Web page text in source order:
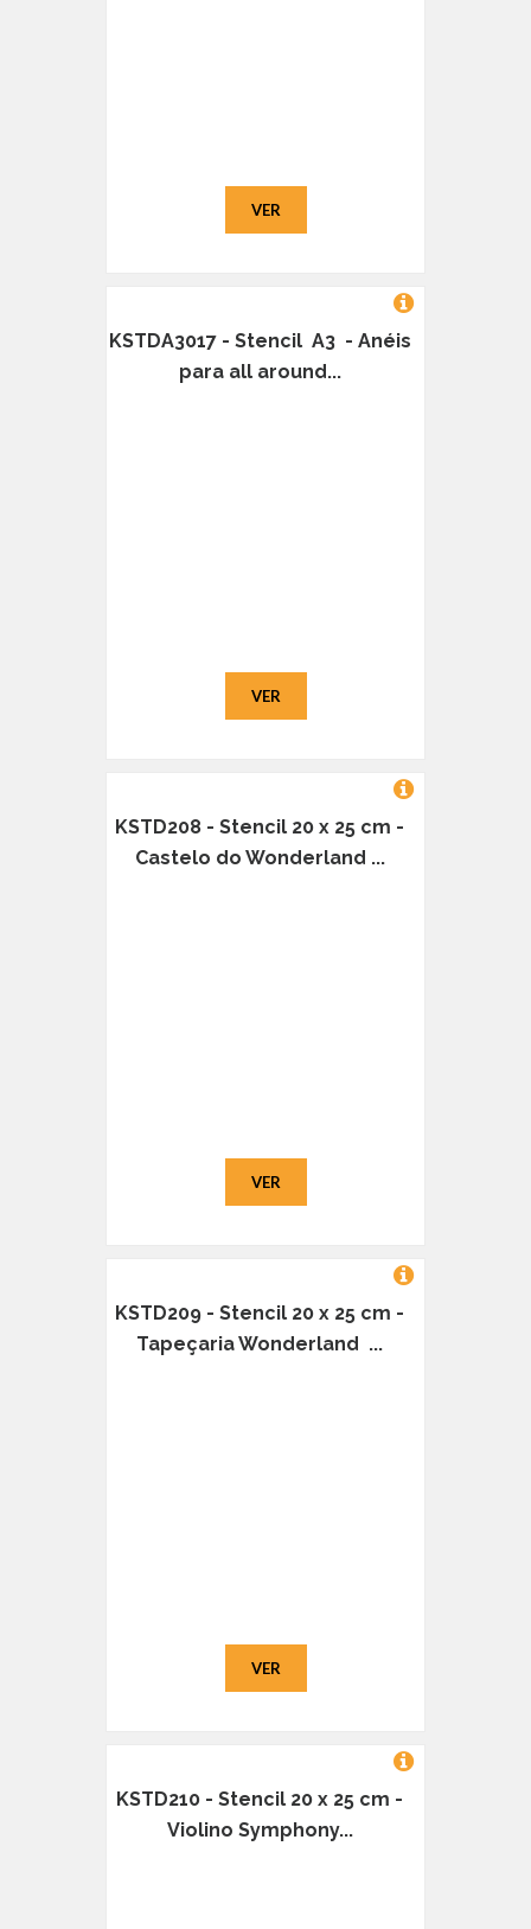
VER
KSTDA3017 - Stencil A3 - Anéis
para all around...
VER
KSTD208 - Stencil 20 x 25 cm -
Castelo do Wonderland ...
VER
KSTD209 - Stencil 20 x 25 cm -
Tapeçaria Wonderland ...
VER
KSTD210 - Stencil 20 x 25 cm -
Violino Symphony...